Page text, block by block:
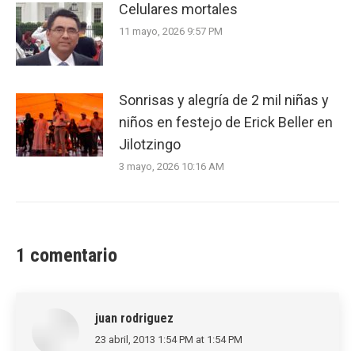
Celulares mortales
11 mayo, 2026 9:57 PM
Sonrisas y alegría de 2 mil niñas y
niños en festejo de Erick Beller en
Jilotzingo
3 mayo, 2026 10:16 AM
1 comentario
juan rodriguez
says:
23 abril, 2013 1:54 PM at 1:54 PM